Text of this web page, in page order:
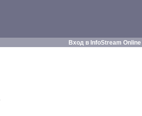
Вход в InfoStream Online